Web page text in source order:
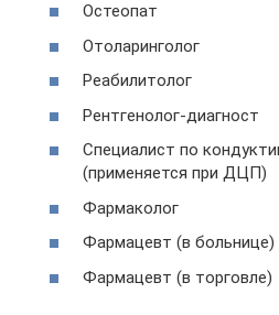
Остеопат
Отоларинголог
Реабилитолог
Рентгенолог-диагност
Специалист по
(применяется при ДЦП)
Фармаколог
Фармацевт (в больнице)
Фармацевт (в торговле)